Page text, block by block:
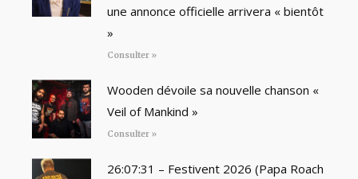
une annonce officielle arrivera « bientôt
»
Consulter »
Wooden dévoile sa nouvelle chanson «
Veil of Mankind »
Consulter »
26:07:31 – Festivent 2026 (Papa Roach